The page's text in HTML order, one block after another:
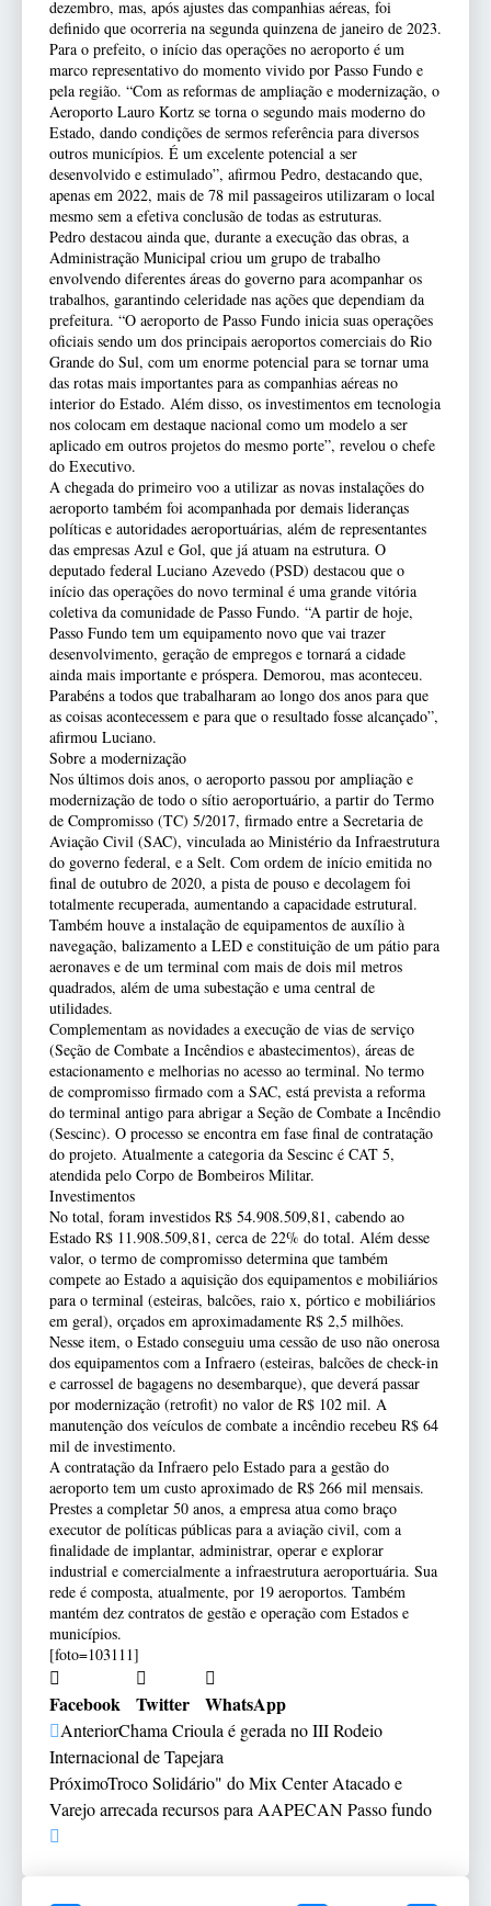
dezembro, mas, após ajustes das companhias aéreas, foi
definido que ocorreria na segunda quinzena de janeiro de 2023.
Para o prefeito, o início das operações no aeroporto é um
marco representativo do momento vivido por Passo Fundo e
pela região. “Com as reformas de ampliação e modernização, o
Aeroporto Lauro Kortz se torna o segundo mais moderno do
Estado, dando condições de sermos referência para diversos
outros municípios. É um excelente potencial a ser
desenvolvido e estimulado”, afirmou Pedro, destacando que,
apenas em 2022, mais de 78 mil passageiros utilizaram o local
mesmo sem a efetiva conclusão de todas as estruturas.
Pedro destacou ainda que, durante a execução das obras, a
Administração Municipal criou um grupo de trabalho
envolvendo diferentes áreas do governo para acompanhar os
trabalhos, garantindo celeridade nas ações que dependiam da
prefeitura. “O aeroporto de Passo Fundo inicia suas operações
oficiais sendo um dos principais aeroportos comerciais do Rio
Grande do Sul, com um enorme potencial para se tornar uma
das rotas mais importantes para as companhias aéreas no
interior do Estado. Além disso, os investimentos em tecnologia
nos colocam em destaque nacional como um modelo a ser
aplicado em outros projetos do mesmo porte”, revelou o chefe
do Executivo.
A chegada do primeiro voo a utilizar as novas instalações do
aeroporto também foi acompanhada por demais lideranças
políticas e autoridades aeroportuárias, além de representantes
das empresas Azul e Gol, que já atuam na estrutura. O
deputado federal Luciano Azevedo (PSD) destacou que o
início das operações do novo terminal é uma grande vitória
coletiva da comunidade de Passo Fundo. “A partir de hoje,
Passo Fundo tem um equipamento novo que vai trazer
desenvolvimento, geração de empregos e tornará a cidade
ainda mais importante e próspera. Demorou, mas aconteceu.
Parabéns a todos que trabalharam ao longo dos anos para que
as coisas acontecessem e para que o resultado fosse alcançado”,
afirmou Luciano.
Sobre a modernização
Nos últimos dois anos, o aeroporto passou por ampliação e
modernização de todo o sítio aeroportuário, a partir do Termo
de Compromisso (TC) 5/2017, firmado entre a Secretaria de
Aviação Civil (SAC), vinculada ao Ministério da Infraestrutura
do governo federal, e a Selt. Com ordem de início emitida no
final de outubro de 2020, a pista de pouso e decolagem foi
totalmente recuperada, aumentando a capacidade estrutural.
Também houve a instalação de equipamentos de auxílio à
navegação, balizamento a LED e constituição de um pátio para
aeronaves e de um terminal com mais de dois mil metros
quadrados, além de uma subestação e uma central de
utilidades.
Complementam as novidades a execução de vias de serviço
(Seção de Combate a Incêndios e abastecimentos), áreas de
estacionamento e melhorias no acesso ao terminal. No termo
de compromisso firmado com a SAC, está prevista a reforma
do terminal antigo para abrigar a Seção de Combate a Incêndio
(Sescinc). O processo se encontra em fase final de contratação
do projeto. Atualmente a categoria da Sescinc é CAT 5,
atendida pelo Corpo de Bombeiros Militar.
Investimentos
No total, foram investidos R$ 54.908.509,81, cabendo ao
Estado R$ 11.908.509,81, cerca de 22% do total. Além desse
valor, o termo de compromisso determina que também
compete ao Estado a aquisição dos equipamentos e mobiliários
para o terminal (esteiras, balcões, raio x, pórtico e mobiliários
em geral), orçados em aproximadamente R$ 2,5 milhões.
Nesse item, o Estado conseguiu uma cessão de uso não onerosa
dos equipamentos com a Infraero (esteiras, balcões de check-in
e carrossel de bagagens no desembarque), que deverá passar
por modernização (retrofit) no valor de R$ 102 mil. A
manutenção dos veículos de combate a incêndio recebeu R$ 64
mil de investimento.
A contratação da Infraero pelo Estado para a gestão do
aeroporto tem um custo aproximado de R$ 266 mil mensais.
Prestes a completar 50 anos, a empresa atua como braço
executor de políticas públicas para a aviação civil, com a
finalidade de implantar, administrar, operar e explorar
industrial e comercialmente a infraestrutura aeroportuária. Sua
rede é composta, atualmente, por 19 aeroportos. Também
mantém dez contratos de gestão e operação com Estados e
municípios.
[foto=103111]
Facebook Twitter WhatsApp
AnteriorChama Crioula é gerada no III Rodeio
Internacional de Tapejara
PróximoTroco Solidário" do Mix Center Atacado e
Varejo arrecada recursos para AAPECAN Passo fundo